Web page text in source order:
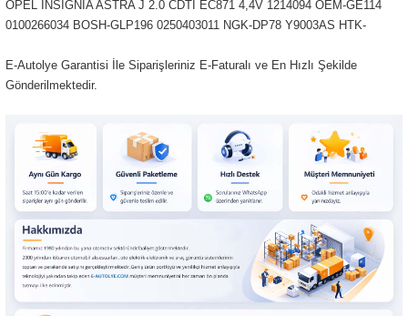
OPEL INSIGNIA ASTRA J 2.0 CDTI EC871 4,4V 1214094 OEM-GE114
0100266034 BOSH-GLP196 0250403011 NGK-DP78 Y9003AS HTK-
E-Autolye Garantisi İle Siparişleriniz E-Faturalı ve En Hızlı Şekilde
Gönderilmektedir.